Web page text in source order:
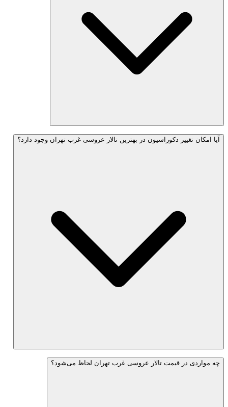
آیا امکان تغییر دکوراسیون در بهترین تالار عروسی غرب تهران وجود دارد؟
چه مواردی در قیمت تالار عروسی غرب تهران لحاظ می‌شود؟